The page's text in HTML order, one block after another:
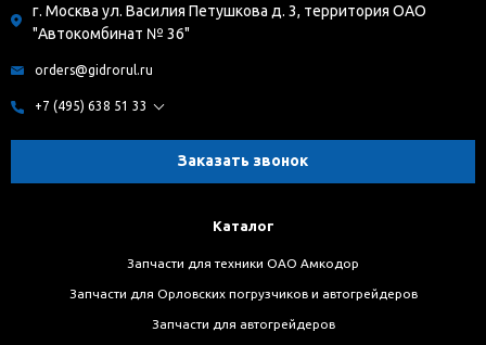
г. Москва ул. Василия Петушкова д. 3, территория ОАО
"Автокомбинат № 36"
orders@gidrorul.ru
+7 (495) 638 51 33
Заказать звонок
Каталог
Запчасти для техники ОАО Амкодор
Запчасти для Орловских погрузчиков и автогрейдеров
Запчасти для автогрейдеров